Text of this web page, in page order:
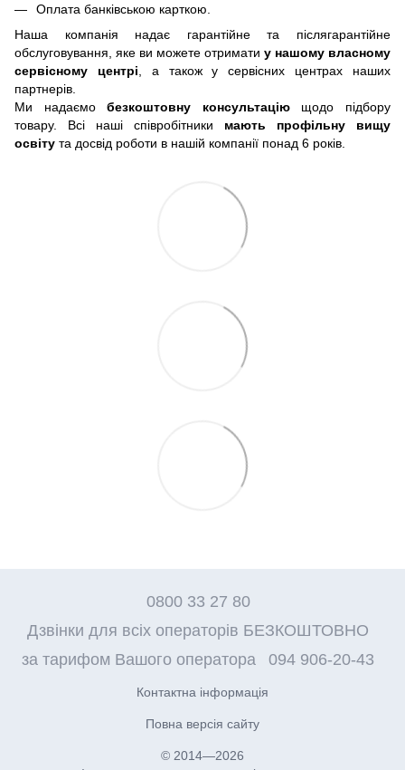
Оплата банківською карткою.
Наша компанія надає гарантійне та післягарантійне
обслуговування, яке ви можете отримати у нашому власному
сервісному центрі , а також у сервісних центрах наших
партнерів.
Ми надаємобезкоштовну консультаціющодо підбору
товару. Всі наші співробітники мають профільну вищу
освіту та досвід роботи в нашій компанії понад 6 років.
0800 33 27 80
Дзвінки для всіх операторів БЕЗКОШТОВНО
за тарифом Вашого оператора
094 906-20-43
Контактна інформація
Повна версія сайту
© 2014—2026